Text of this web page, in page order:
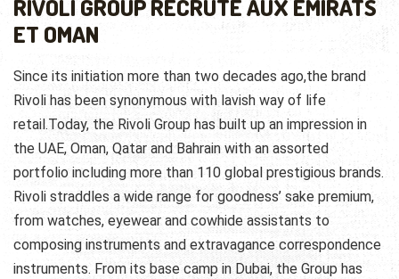
RIVOLI GROUP RECRUTE AUX EMIRATS
ET OMAN
Since its initiation more than two decades ago,the brand
Rivoli has been synonymous with lavish way of life
retail.Today, the Rivoli Group has built up an impression in
the UAE, Oman, Qatar and Bahrain with an assorted
portfolio including more than 110 global prestigious brands.
Rivoli straddles a wide range for goodness’ sake premium,
from watches, eyewear and cowhide assistants to
composing instruments and extravagance correspondence
instruments. From its base camp in Dubai, the Group has